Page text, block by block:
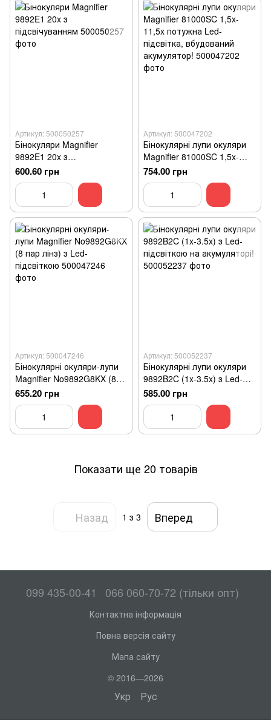
Артикул: 500050257
Бінокуляри Magnifier
9892E1 20x з
підсвічуванням
600.60 грн
Артикул: 500047202
Бінокулярні лупи окуляри
Magnifier 81000SC 1,5x-
11,5x потужна Led-
підсвітка, вбудований
акумулятор!
754.00 грн
Артикул: 500047246
Бінокулярні окуляри-лупи
Magnifier No9892G8KX (8
пар лінз) з Led-підсвіткою
655.20 грн
Артикул: 500052237
Бінокулярні лупи окуляри
9892B2C (1x-3.5x) з Led-
підсвіткою на акумуляторі!
585.00 грн
Показати ще 20 товарів
Назад 1 з 3 Вперед
099 435-00-41 066 060-70-72 (тільки опт)
Контактна інформація
Повна версія сайту
Мапа сайту
© 2016—2026
Укр Рус